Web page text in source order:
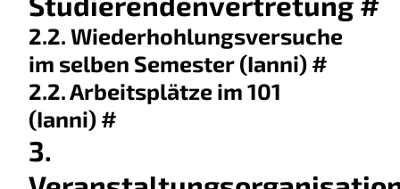
2.2. Wiederhohlungsversuche
im selben Semester (Ianni) #
2.2. Arbeitsplätze im 101
(Ianni) #
3.